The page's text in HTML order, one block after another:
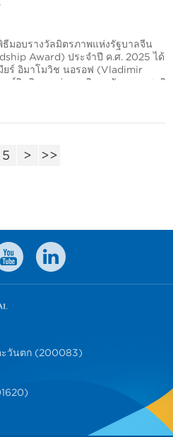
มอบรางวัลมิตรภาพแห่งรัฐบาลจีน
Award) ประจำปี ค.ศ. 2025 ได้
ยร์ อิมาโมวิช นอรอฟ (Vladimir
รย์กิตติคุณแห่งมหาวิทยาลัยนานาชาติ
ส่งนี้
5 > >>
วันตก (200083)